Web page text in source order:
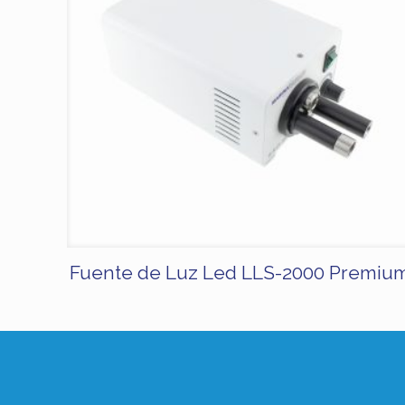
Fuente de Luz Led LLS-2000